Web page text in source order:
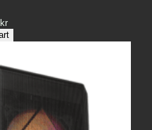
kr